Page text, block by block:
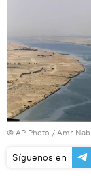
© AP Photo / Amr
Síguenos en